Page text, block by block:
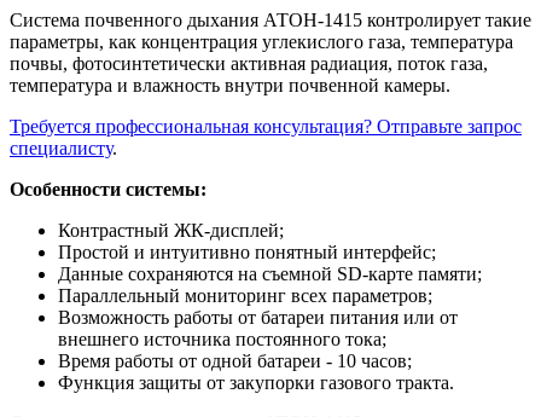
Система почвенного дыхания АТОН-1415 контролирует такие
параметры, как концентрация углекислого газа, температура
почвы, фотосинтетически активная радиация, поток газа,
температура и влажность внутри почвенной камеры.
Требуется профессиональная консультация? Отправьте запрос
специалисту.
Особенности системы:
Контрастный ЖК-дисплей;
Простой и интуитивно понятный интерфейс;
Данные сохраняются на съемной SD-карте памяти;
Параллельный мониторинг всех параметров;
Возможность работы от батареи питания или от
внешнего источника постоянного тока;
Время работы от одной батареи - 10 часов;
Функция защиты от закупорки газового тракта.